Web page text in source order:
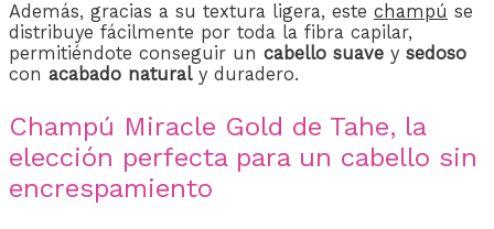
Además, gracias a su textura ligera, este champú se
distribuye fácilmente por toda la fibra capilar,
permitiéndote conseguir un cabello suave y sedoso
con acabado naturaly duradero.
Champú Miracle Gold de Tahe, la
elección perfecta para un cabello sin
encrespamiento